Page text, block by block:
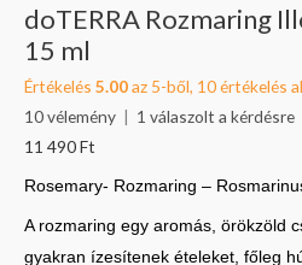
doTERRA Rozmaring
15 ml
Értékelés 5.00az 5-ből, 10értékelés
10vélemény | 1 válaszolt a kérdésre
11 490Ft
Rosemary- Rozmaring –
A rozmaring egy aromás, örökzöld
gyakran ízesítenek ételeket, főleg